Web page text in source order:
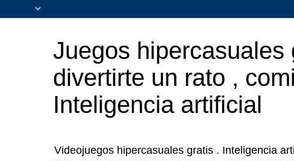
Juegos hipercasuales
divertirte un rato ,
Inteligencia artificial
Videojuegos hipercasuales gratis . Inteligencia